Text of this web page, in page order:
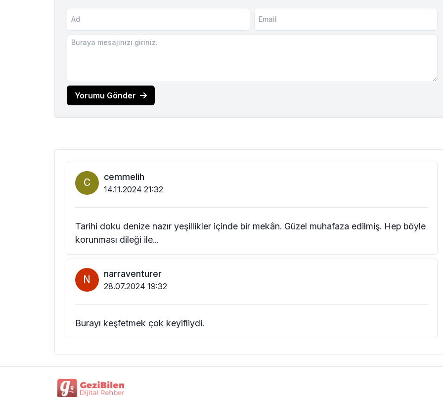
Yorumu Gönder
C cemmelih
14.11.2024 21:32
Tarihi doku denize nazır yeşillikler içinde bir mekân. Güzel muhafaza edilmiş. Hep böyle
korunması dileği ile...
N narraventurer
28.07.2024 19:32
Burayı keşfetmek çok keyifliydi.